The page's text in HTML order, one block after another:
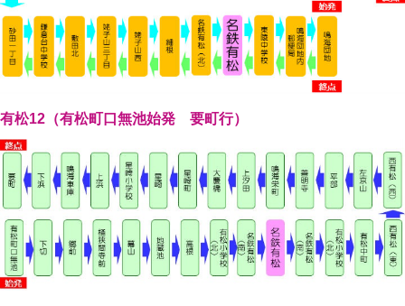
有松12（有松町口無池始発 要町行）